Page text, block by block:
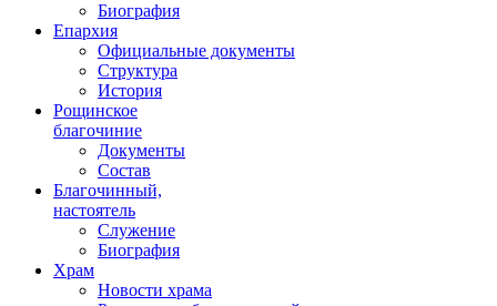
Биография
Епархия
Официальные документы
Структура
История
Рощинское
благочиние
Документы
Состав
Благочинный,
настоятель
Служение
Биография
Храм
Новости храма